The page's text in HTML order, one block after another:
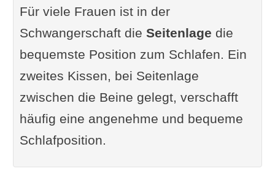
Für viele Frauen ist in der
Schwangerschaft die Seitenlage die
bequemste Position zum Schlafen. Ein
zweites Kissen, bei Seitenlage
zwischen die Beine gelegt, verschafft
häufig eine angenehme und bequeme
Schlafposition.